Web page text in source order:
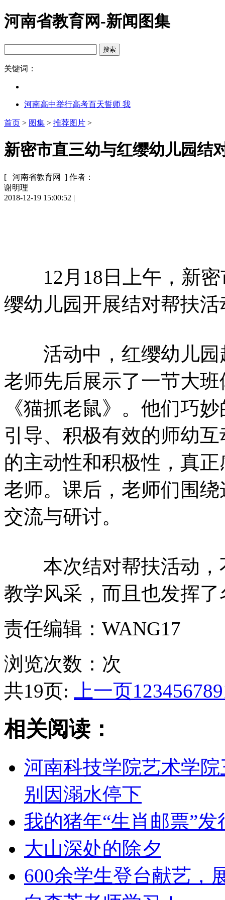
河南省教育网-新闻图集
关键词：
河南高中举行高考百天誓师 我
首页 > 图集 > 推荐图片 >
新密市直三幼与红缨幼儿园结
[ 河南省教育网 ] 作者：
谢明理
2018-12-19 15:00:52 |
12月18日上午，新密
缨幼儿园开展结对帮扶活
活动中，红缨幼儿园
老师先后展示了一节大
《猫抓老鼠》。他们巧
引导、积极有效的师幼
的主动性和积极性，真
老师。课后，老师们围
交流与研讨。
本次结对帮扶活动，
教学风采，而且也发挥
责任编辑：WANG17
浏览次数： 次
共19页:
上一页123456789
相关阅读：
河南科技学院艺术学
别因溺水停下
我的猪年“生肖邮票”发
大山深处的除夕
600余学生登台献艺，